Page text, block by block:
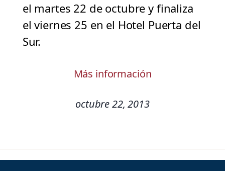
el martes 22 de octubre y finaliza
el viernes 25 en el Hotel Puerta del
Sur.
Más información
octubre 22, 2013